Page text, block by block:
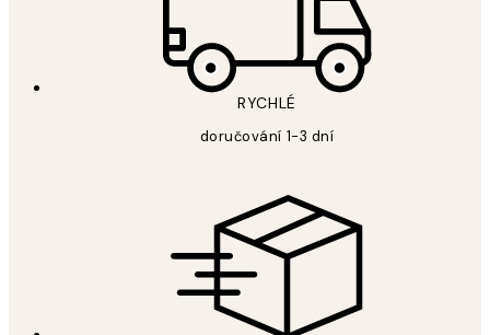
RYCHLÉ
doručování 1-3 dní